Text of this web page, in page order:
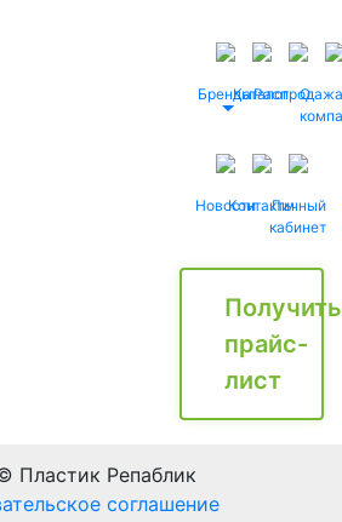
БрендыКаталог
Распродажа
О
НовостиКонтактыЛичный
кабинет
Получить
прайс-
лист
Пластик Репаблик
соглашение